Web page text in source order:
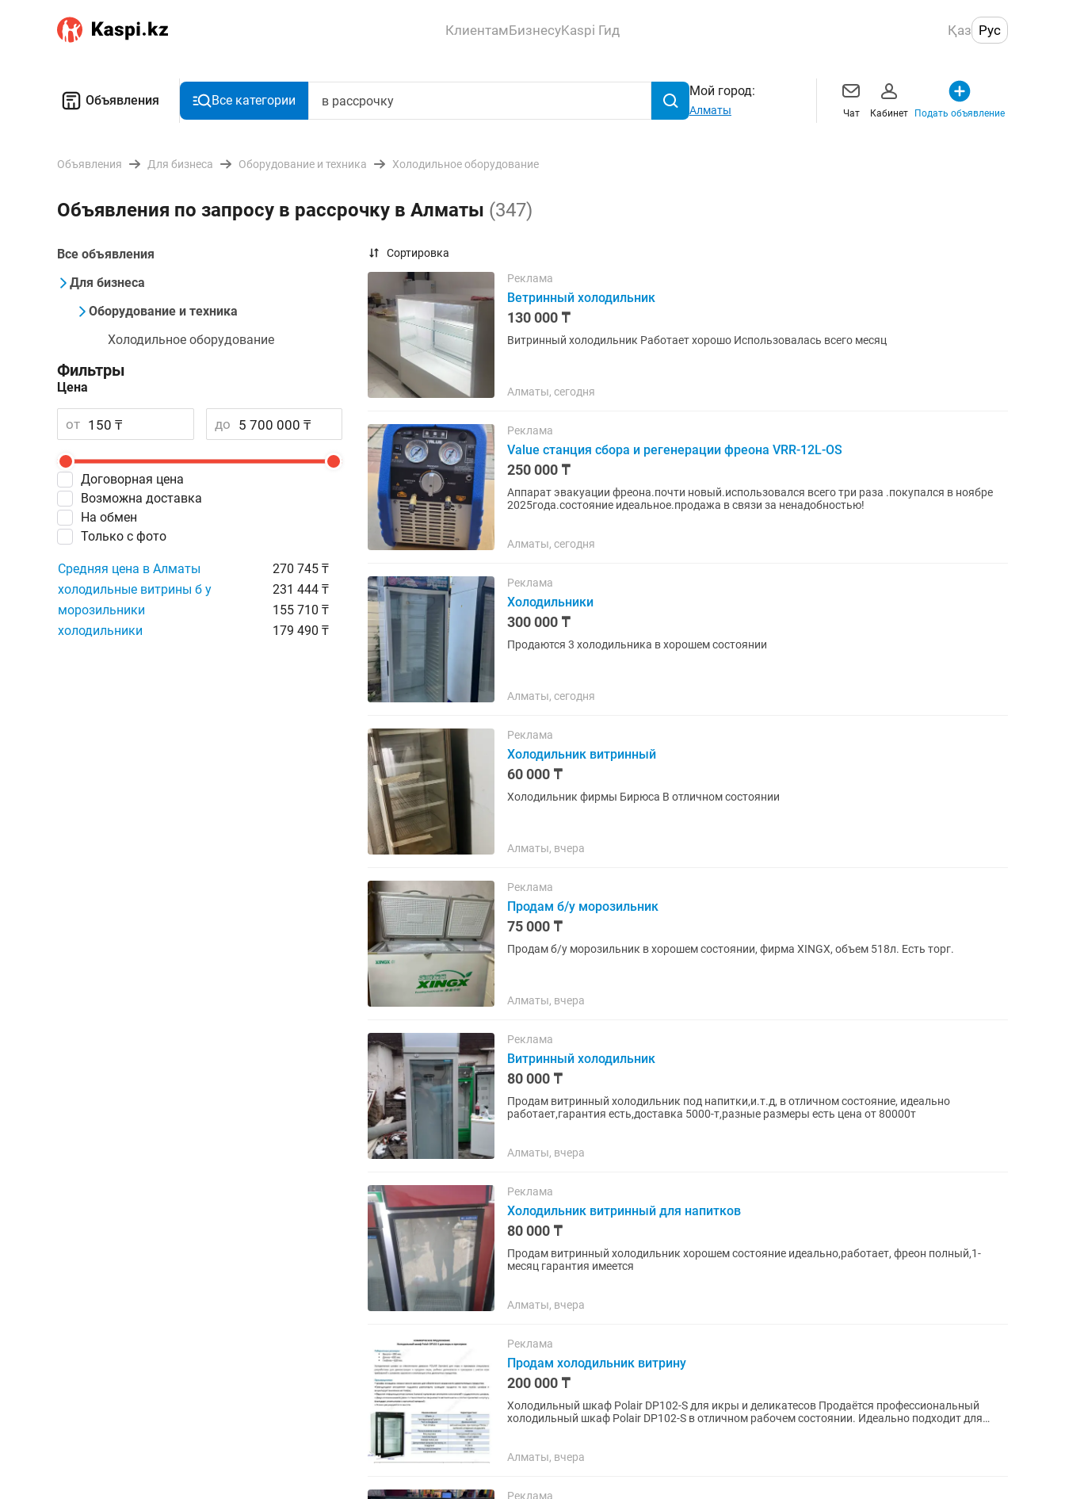
КлиентамБизнесуKaspi Гид Қаз Рус
Объявления Все категории
Мой город:
Алматы Чат Кабинет Подать объявление
Объявления Для бизнеса Оборудование и техника Холодильное оборудование
Объявления по запросу в рассрочку в Алматы (347)
Все объявления
Для бизнеса
Оборудование и техника
Холодильное оборудование
Фильтры
Цена
от до
Договорная цена
Возможна доставка
На обмен
Только с фото
Средняя цена в Алматы
270 745 ₸
холодильные витрины б у
231 444 ₸
морозильники
155 710 ₸
холодильники
179 490 ₸
Сортировка
Реклама
Ветринный холодильник
130 000 ₸
Витринный холодильник Работает хорошо Использовалась всего месяц
Алматы, сегодня
Реклама
Value станция сбора и регенерации фреона VRR-12L-OS
250 000 ₸
Аппарат эвакуации фреона.почти новый.использовался всего три раза .покупался в ноябре
2025года.состояние идеальное.продажа в связи за ненадобностью!
Алматы, сегодня
Реклама
Холодильники
300 000 ₸
Продаются 3 холодильника в хорошем состоянии
Алматы, сегодня
Реклама
Холодильник витринный
60 000 ₸
Холодильник фирмы Бирюса В отличном состоянии
Алматы, вчера
Реклама
Продам б/у морозильник
75 000 ₸
Продам б/у морозильник в хорошем состоянии, фирма XINGX, объем 518л. Есть торг.
Алматы, вчера
Реклама
Витринный холодильник
80 000 ₸
Продам витринный холодильник под напитки,и.т.д, в отличном состояние, идеально
работает,гарантия есть,доставка 5000-т,разные размеры есть цена от 80000т
Алматы, вчера
Реклама
Холодильник витринный для напитков
80 000 ₸
Продам витринный холодильник хорошем состояние идеально,работает, фреон полный,1-
месяц гарантия имеется
Алматы, вчера
Реклама
Продам холодильник витрину
200 000 ₸
Холодильный шкаф Polair DP102-S для икры и деликатесов Продаётся профессиональный
холодильный шкаф Polair DP102-S в отличном рабочем состоянии. Идеально подходит для
Алматы, вчера
Реклама